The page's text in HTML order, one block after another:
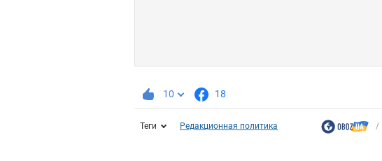
10 18
Теги Редакционная политика